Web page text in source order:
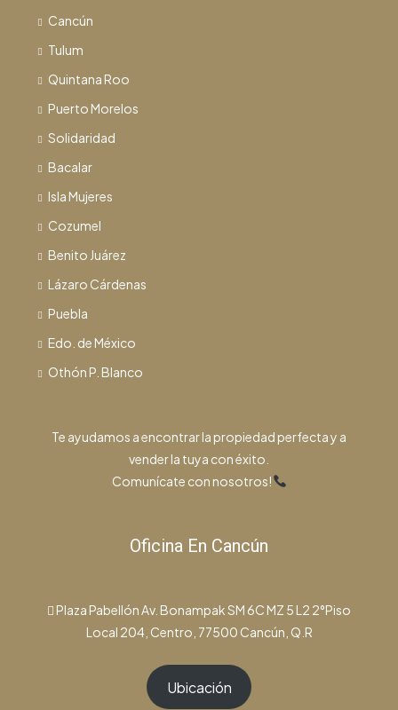
Cancún
Tulum
Quintana Roo
Puerto Morelos
Solidaridad
Bacalar
Isla Mujeres
Cozumel
Benito Juárez
Lázaro Cárdenas
Puebla
Edo. de México
Othón P. Blanco
Te ayudamos a encontrar la propiedad perfecta y a
vender la tuya con éxito.
Comunícate con nosotros!
Oficina En Cancún
Plaza Pabellón Av. Bonampak SM 6C MZ 5 L2 2°Piso
Local 204, Centro, 77500 Cancún, Q.R
Ubicación